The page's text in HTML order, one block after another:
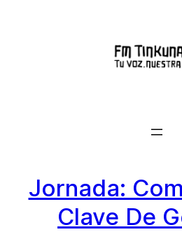
Jornada:
Clave De